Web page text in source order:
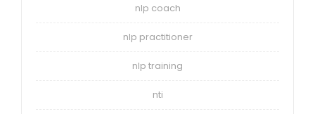
nlp coach
nlp practitioner
nlp training
nti